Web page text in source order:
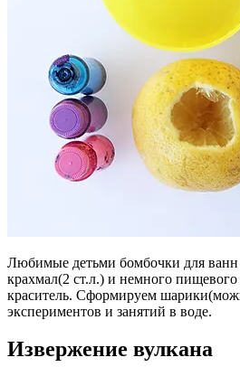
Любимые детьми бомбочки для ванн
крахмал(2 ст.л.) и немного
краситель. Сформируем
экспериментов и занятий в воде.
Извержение вулкана